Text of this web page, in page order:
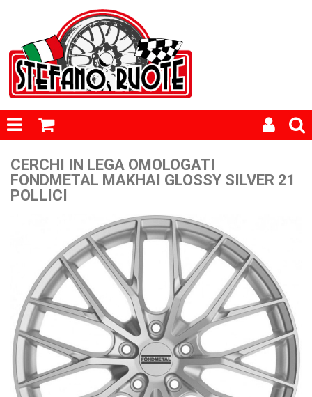
CERCHI IN LEGA OMOLOGATI
FONDMETAL MAKHAI GLOSSY SILVER 21
POLLICI